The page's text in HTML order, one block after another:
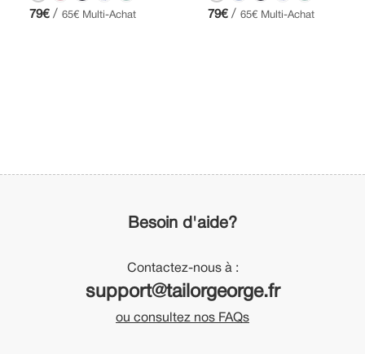
79€ / 65€ Multi-Achat 79€ / 65€ Multi-Achat
Besoin d'aide?
Contactez-nous à :
support@tailorgeorge.fr
ou consultez nos FAQs